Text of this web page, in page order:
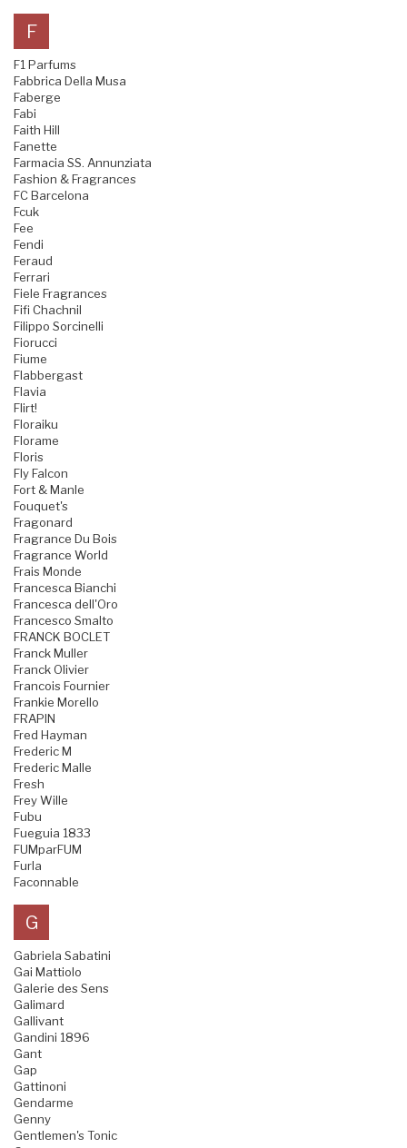
F
F1 Parfums
Fabbrica Della Musa
Faberge
Fabi
Faith Hill
Fanette
Farmacia SS. Annunziata
Fashion & Fragrances
FC Barcelona
Fcuk
Fee
Fendi
Feraud
Ferrari
Fiele Fragrances
Fifi Chachnil
Filippo Sorcinelli
Fiorucci
Fiume
Flabbergast
Flavia
Flirt!
Floraiku
Florame
Floris
Fly Falcon
Fort & Manle
Fouquet's
Fragonard
Fragrance Du Bois
Fragrance World
Frais Monde
Francesca Bianchi
Francesca dell'Oro
Francesco Smalto
FRANCK BOCLET
Franck Muller
Franck Olivier
Francois Fournier
Frankie Morello
FRAPIN
Fred Hayman
Frederic M
Frederic Malle
Fresh
Frey Wille
Fubu
Fueguia 1833
FUMparFUM
Furla
Faconnable
G
Gabriela Sabatini
Gai Mattiolo
Galerie des Sens
Galimard
Gallivant
Gandini 1896
Gant
Gap
Gattinoni
Gendarme
Genny
Gentlemen's Tonic